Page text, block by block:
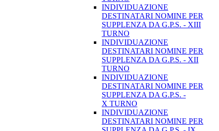
INDIVIDUAZIONE
DESTINATARI NOMINE PER
SUPPLENZA DA G.P.S. - XIII
TURNO
INDIVIDUAZIONE
DESTINATARI NOMINE PER
SUPPLENZA DA G.P.S. - XII
TURNO
INDIVIDUAZIONE
DESTINATARI NOMINE PER
SUPPLENZA DA G.P.S. -
X TURNO
INDIVIDUAZIONE
DESTINATARI NOMINE PER